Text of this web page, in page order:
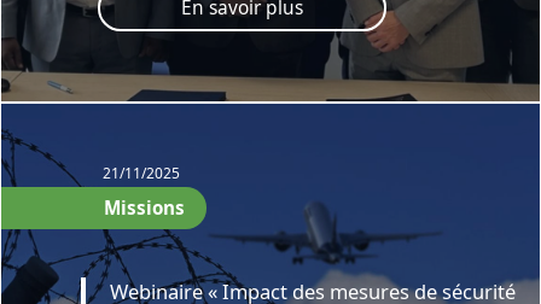
En savoir plus
21/11/2025
Missions
Webinaire « Impact des mesures de sécurité